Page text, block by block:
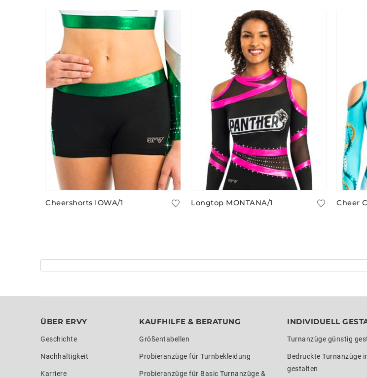
Cheershorts IOWA/1 Longtop MONTANA/1 Cheer
ÜBER ERVY
Geschichte
Nachhaltigkeit
Karriere
KAUFHILFE & BERATUNG
Größentabellen
Probieranzüge für Turnbekleidung
Probieranzüge für Basic Turnanzüge &
INDIVIDUELL
Turnanzüge günstig
Bedruckte Turnanzüge
gestalten